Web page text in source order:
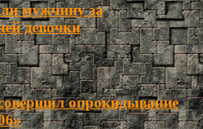
мужчину за
девочки
опрокидывание